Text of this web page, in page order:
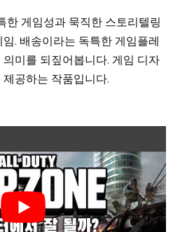
한 게임성과 묵직한 스토리텔링
. 배송이라는 독특한 게임플레
미를 되짚어봅니다. 게임 디자
공하는 작품입니다.